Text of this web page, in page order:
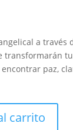
a través
transformarán
paz,
carrito